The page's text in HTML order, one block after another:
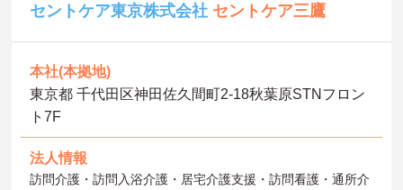
セントケア東京株式会社 セントケア三鷹
本社(本拠地)
東京都 千代田区神田佐久間町2‐18秋葉原STNフロン
ト7F
法人情報
訪問介護・訪問入浴介護・居宅介護支援・訪問看護・通所介